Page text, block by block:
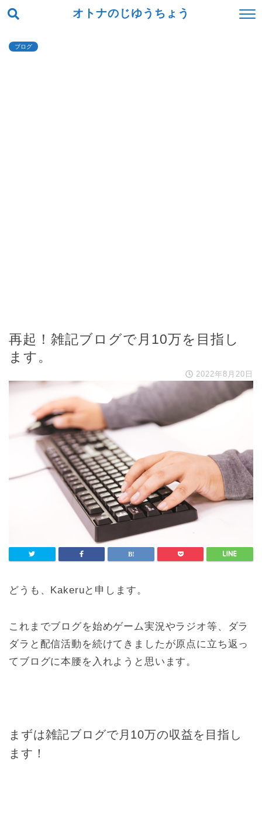
オトナのじゆうちょう
ブログ
再起！雑記ブログで月10万を目指し
ます。
2022年8月20日
どうも、Kakeruと申します。
これまでブログを始めゲーム実況やラジオ等、ダラ
ダラと配信活動を続けてきましたが原点に立ち返っ
てブログに本腰を入れようと思います。
まずは雑記ブログで月10万の収益を目指し
ます！